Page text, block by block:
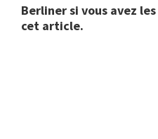
Berliner si vous avez
cet article.